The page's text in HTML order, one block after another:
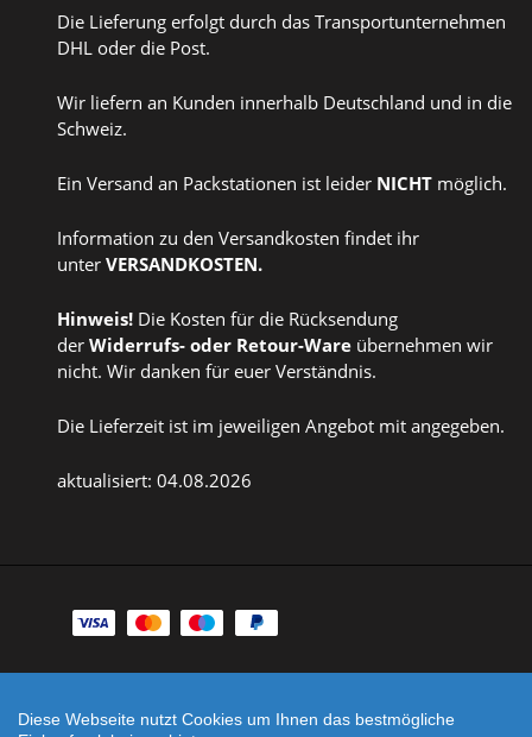
Die Lieferung erfolgt durch das Transportunternehmen
DHL oder die Post.
Wir liefern an Kunden innerhalb Deutschland und in die
Schweiz.
Ein Versand an Packstationen ist leider NICHT möglich.
Information zu den Versandkosten findet ihr
unter VERSANDKOSTEN.
Hinweis! Die Kosten für die Rücksendung
der Widerrufs- oder Retour-Ware übernehmen wir
nicht. Wir danken für euer Verständnis.
Die Lieferzeit ist im jeweiligen Angebot mit angegeben.
aktualisiert: 04.08.2026
Zahlungsarten
Shop erstellt mit Besuche uns auch auf lieber-
Diese Webseite nutzt Cookies um Ihnen das bestmögliche